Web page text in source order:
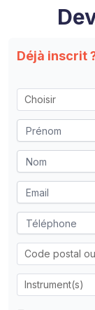
Déjà inscrit